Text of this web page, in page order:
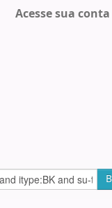
Acesse sua conta